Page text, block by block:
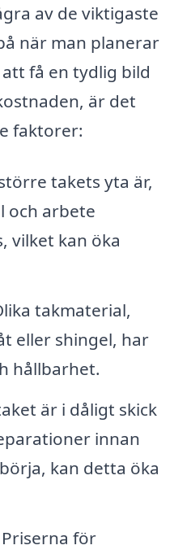
av de viktigaste
när man planerar
få en tydlig bild
är det
faktorer:
takets yta är,
och arbete
vilket kan öka
takmaterial,
eller shingel, har
hållbarhet.
är i dåligt skick
innan
kan detta öka
Priserna för